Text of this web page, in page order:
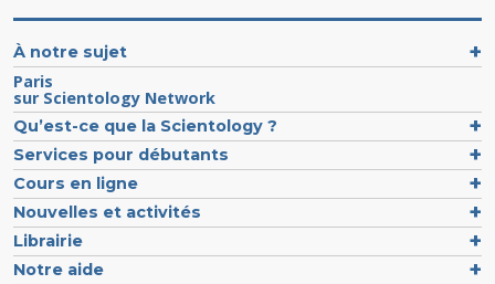
À notre sujet
Paris
sur Scientology Network
Qu’est-ce que la Scientology ?
Services pour débutants
Cours en ligne
Nouvelles et activités
Librairie
Notre aide